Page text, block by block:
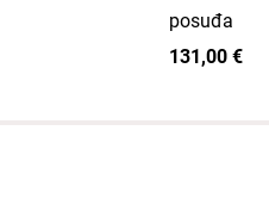
posuđa
131,00 €